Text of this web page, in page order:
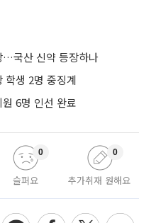
…국산 신약 등장하나
학생 2명 중징계
6명 인선 완료
슬퍼요
0
추가취재 원해요
0